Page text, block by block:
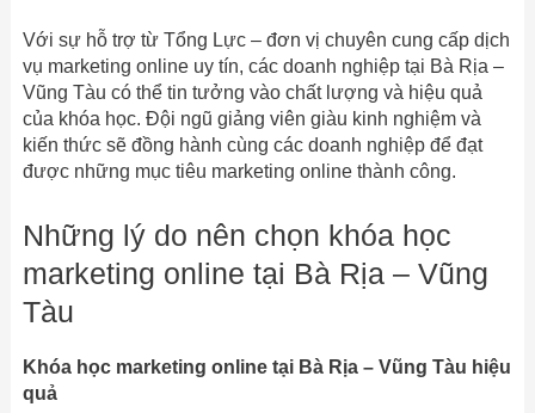
Với sự hỗ trợ từ Tổng Lực – đơn vị chuyên cung cấp dịch
vụ marketing online uy tín, các doanh nghiệp tại Bà Rịa –
Vũng Tàu có thể tin tưởng vào chất lượng và hiệu quả
của khóa học. Đội ngũ giảng viên giàu kinh nghiệm và
kiến thức sẽ đồng hành cùng các doanh nghiệp để đạt
được những mục tiêu marketing online thành công.
Những lý do nên chọn khóa học
marketing online tại Bà Rịa – Vũng
Tàu
Khóa học marketing online tại Bà Rịa – Vũng Tàu hiệu
quả